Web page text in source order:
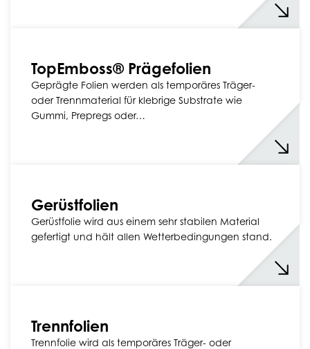
TopEmboss® Prägefolien
Geprägte Folien werden als temporäres Träger-
oder Trennmaterial für klebrige Substrate wie
Gummi, Prepregs oder…
Gerüstfolien
Gerüstfolie wird aus einem sehr stabilen Material
gefertigt und hält allen Wetterbedingungen stand.
Trennfolien
Trennfolie wird als temporäres Träger- oder